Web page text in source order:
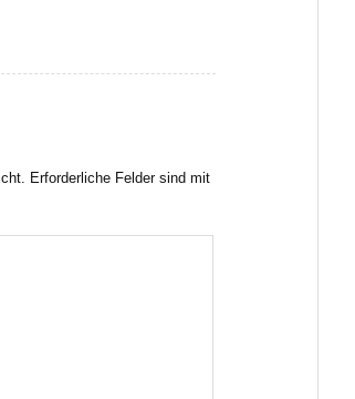
Erforderliche Felder sind mit